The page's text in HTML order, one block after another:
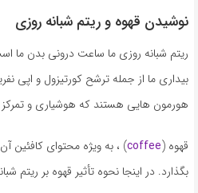
نوشیدن قهوه و ریتم شبانه روزی
ریتم شبانه روزی ما ساعت درونی بدن ما
بیداری ما از جمله ترشح کورتیزول و اپی
هورمون هایی هستند که هوشیاری و
قهوه (coffee) ، به ویژه محتوای کافئین
بگذارد. در اینجا نحوه تأثیر قهوه بر ریتم